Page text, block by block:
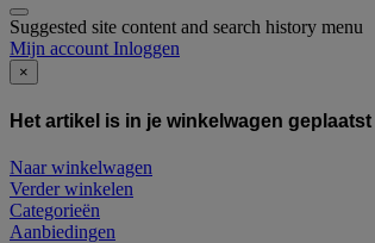
Suggested site content and search history menu
Mijn account Inloggen
×
Het artikel is in je winkelwagen geplaatst
Naar winkelwagen
Verder winkelen
Categorieën
Aanbiedingen